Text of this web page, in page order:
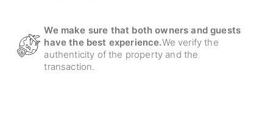
We make sure that both owners and guests
have the best experience.We verify the
authenticity of the property and the
transaction.